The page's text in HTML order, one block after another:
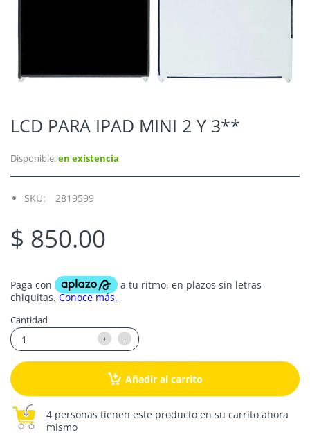
LCD PARA IPAD MINI 2 Y 3**
Disponible:en existencia
SKU: 2819599
$ 850.00
Cantidad
Añadir al carrito
4 personas tienen este producto en su carrito ahora
mismo